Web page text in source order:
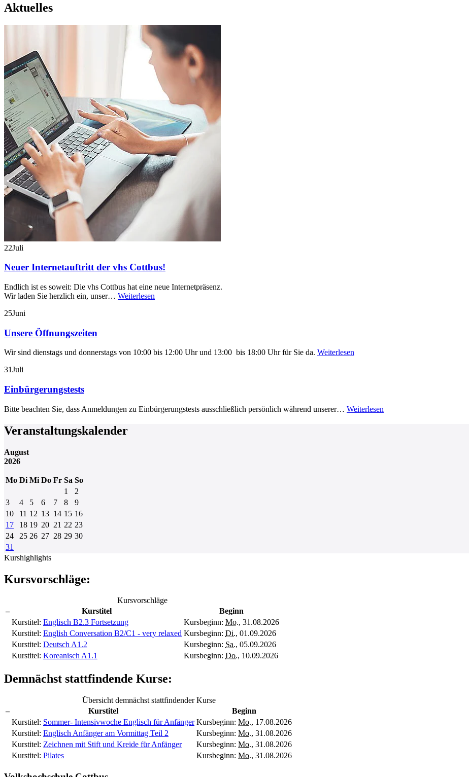
Aktuelles
22Juli
Neuer Internetauftritt der vhs Cottbus!
Endlich ist es soweit: Die vhs Cottbus hat eine neue Internetpräsenz.
Wir laden Sie herzlich ein, unser… Weiterlesen
25Juni
Unsere Öffnungszeiten
Wir sind dienstags und donnerstags von 10:00 bis 12:00 Uhr und 13:00 bis 18:00 Uhr für Sie da. Weiterlesen
31Juli
Einbürgerungstests
Bitte beachten Sie, dass Anmeldungen zu Einbürgerungstests ausschließlich persönlich während unserer… Weiterlesen
Veranstaltungskalender
August
2026
Mo Di Mi Do Fr Sa So
1
2
3
4 5 6 7 8
9
10
11 12 13 14 15 16
17
18 19 20 21 22 23
24
25 26 27 28 29 30
31
Kurshighlights
Kursvorschläge:
Kursvorschläge
–
Kurstitel
Beginn
Kurstitel: Englisch B2.3 Fortsetzung Kursbeginn: Mo., 31.08.2026
Kurstitel: English Conversation B2/C1 - very relaxed Kursbeginn: Di., 01.09.2026
Kurstitel: Deutsch A1.2 Kursbeginn: Sa., 05.09.2026
Kurstitel: Koreanisch A1.1 Kursbeginn: Do., 10.09.2026
Demnächst stattfindende Kurse:
Übersicht demnächst stattfindender Kurse
–
Kurstitel
Beginn
Kurstitel: Sommer- Intensivwoche Englisch für Anfänger Kursbeginn: Mo., 17.08.2026
Kurstitel: Englisch Anfänger am Vormittag Teil 2 Kursbeginn: Mo., 31.08.2026
Kurstitel: Zeichnen mit Stift und Kreide für Anfänger Kursbeginn: Mo., 31.08.2026
Kurstitel: Pilates Kursbeginn: Mo., 31.08.2026